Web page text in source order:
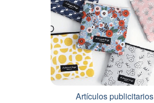
Artículos publicitarios